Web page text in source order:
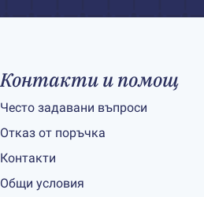
Контакти и помощ
Често задавани въпроси
Отказ от поръчка
Контакти
Общи условия